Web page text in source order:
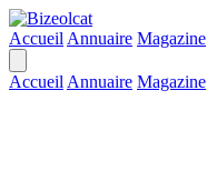
Accueil Annuaire Magazine
Accueil Annuaire Magazine